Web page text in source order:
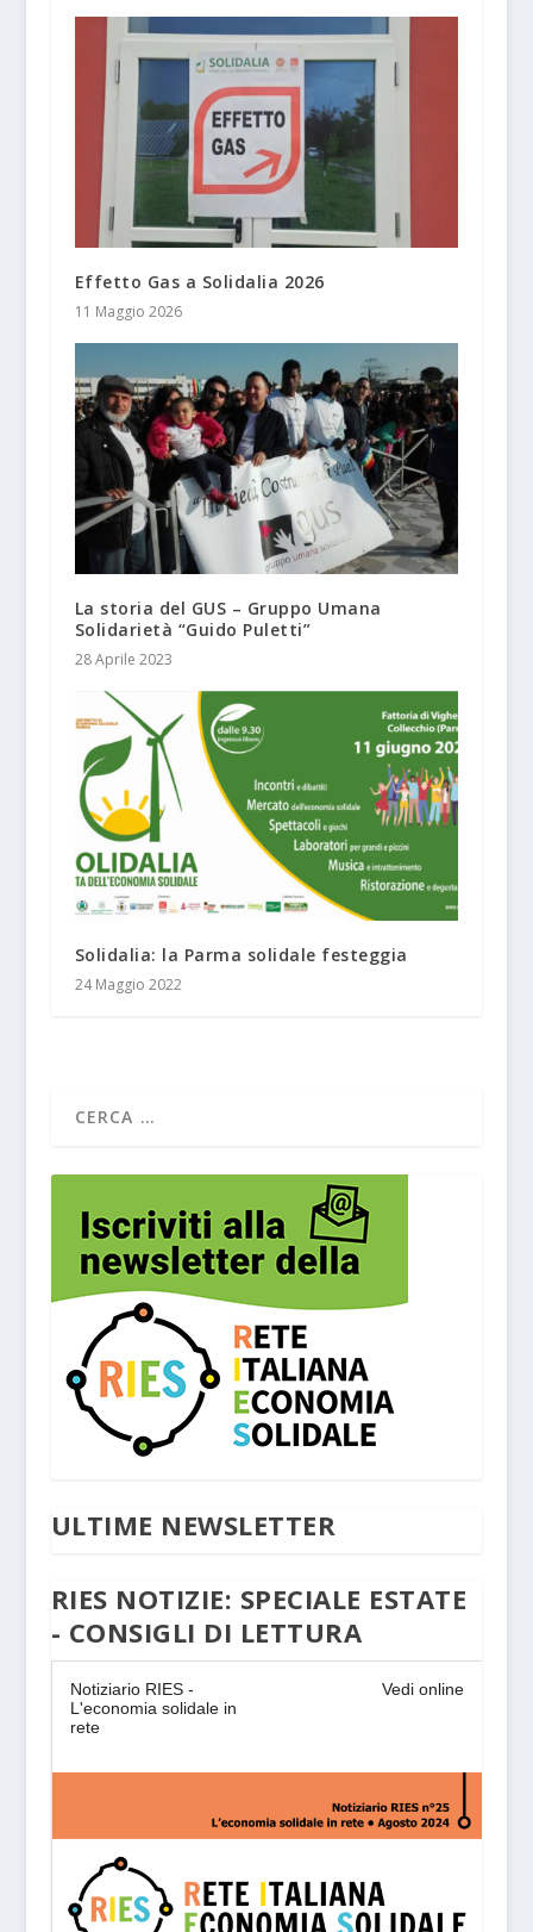
Effetto Gas a Solidalia 2026
11 Maggio 2026
La storia del GUS – Gruppo Umana
Solidarietà “Guido Puletti”
28 Aprile 2023
Solidalia: la Parma solidale festeggia
24 Maggio 2022
ULTIME NEWSLETTER
RIES NOTIZIE: SPECIALE ESTATE
- CONSIGLI DI LETTURA